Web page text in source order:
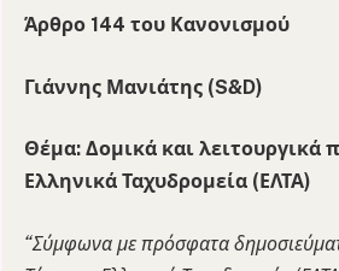
Άρθρο 144 του Κανονισμού
Γιάννης Μανιάτης (S&D)
Θέμα: Δομικά και λειτουργικά
Ελληνικά Ταχυδρομεία (ΕΛΤΑ)
“Σύμφωνα με πρόσφατα